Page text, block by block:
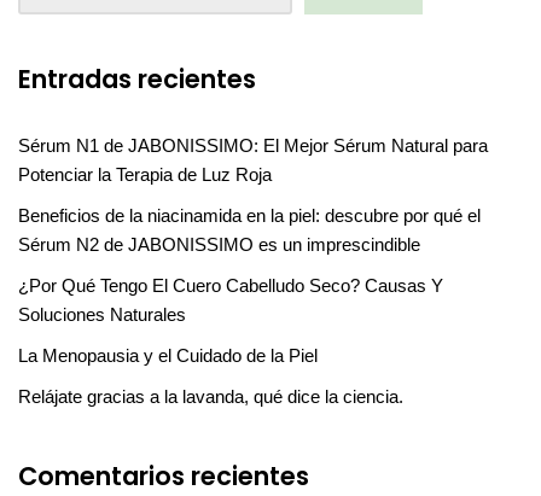
Entradas recientes
Sérum N1 de JABONISSIMO: El Mejor Sérum Natural para
Potenciar la Terapia de Luz Roja
Beneficios de la niacinamida en la piel: descubre por qué el
Sérum N2 de JABONISSIMO es un imprescindible
¿Por Qué Tengo El Cuero Cabelludo Seco? Causas Y
Soluciones Naturales
La Menopausia y el Cuidado de la Piel
Relájate gracias a la lavanda, qué dice la ciencia.
Comentarios recientes